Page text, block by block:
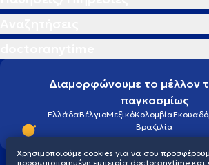
Διαμορφώνουμε το μέλλον
παγκοσμίως
ΕλλάδαΒέλγιοΜεξικόΚολομβία
Βραζιλία
Χρησιμοποιούμε cookies για να σου
προσωποποιημένη εμπειρία doctoranytime και